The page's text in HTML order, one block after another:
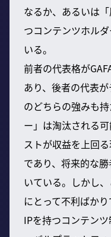
なるか、あるいは
つコンテンツホル
いる。
前者の代表格が
あり、後者の代表
のどちらの強みも
ー」は淘汰される
ストが収益を上回
であり、将来的な
いている。しかし
にとって不利ばか
IPを持つコンテン